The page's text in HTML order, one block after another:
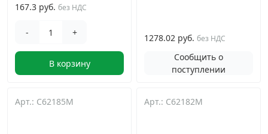
167.3 руб. без НДС
- +
В корзину
1278.02 руб. без НДС
Сообщить о
поступлении
Арт.: C62185M Арт.: C62182M